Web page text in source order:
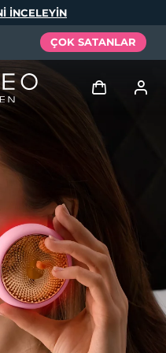
INCELEYIN
ÇOK SATANLAR
Kullanici profi̇li̇
Cihazlarım
Siparişlerim
Adresim
Aboneliklerim
Español
Português
Русский
繁體中文